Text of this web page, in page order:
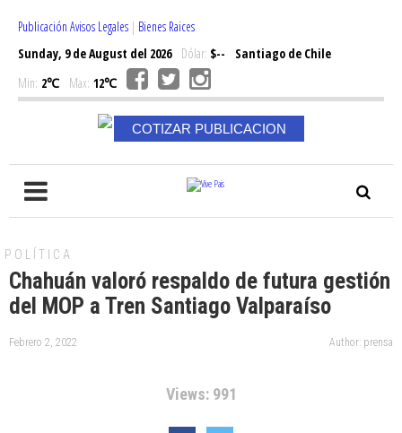
Publicación Avisos Legales | Bienes Raices
Sunday, 9 de August del 2026Dólar: $--
Santiago de Chile
Min: 2℃ Max: 12℃
COTIZAR PUBLICACION
POLÍTICA
Chahuán valoró respaldo de futura gestión
del MOP a Tren Santiago Valparaíso
Febrero 2, 2022 Author: prensa
Views: 991